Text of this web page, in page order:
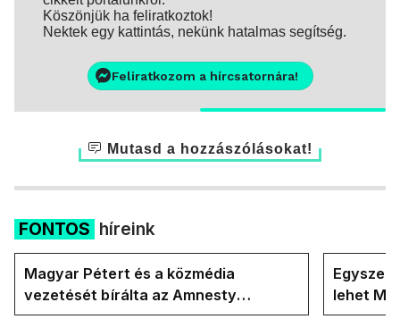
Köszönjük ha feliratkoztok!
Nektek egy kattintás, nekünk hatalmas segítség.
Feliratkozom a hírcsatornára!
Mutasd a hozzászólásokat!
FONTOS híreink
Magyar Pétert és a közmédia
vezetését bírálta az Amnesty
International a Klubrádióban
lehet